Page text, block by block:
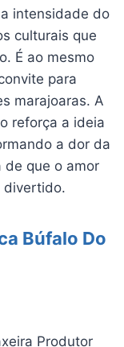
intensidade do
culturais que
É ao mesmo
para
marajoaras. A
reforça a ideia
a dor da
de que o amor
divertido.
Búfalo Do
Produtor